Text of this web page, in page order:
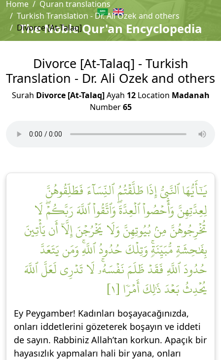
The Noble Qur'an Encyclopedia
Home
Quran translations
Turkish Translation - Dr. Ali Ozek and others
Divorce [At-Talaq]
Divorce [At-Talaq] - Turkish
Translation - Dr. Ali Ozek and others
Surah Divorce [At-Talaq]Ayah 12Location Madanah
Number65
يَٰٓأَيُّهَا ٱلنَّبِيُّ إِذَا طَلَّقۡتُمُ ٱلنِّسَآءَ فَطَلِّقُوهُنَّ
لِعِدَّتِهِنَّ وَأَحۡصُواْ ٱلۡعِدَّةَۖ وَٱتَّقُواْ ٱللَّهَ رَبَّكُمۡۖ لَا
تُخۡرِجُوهُنَّ مِنۢ بُيُوتِهِنَّ وَلَا يَخۡرُجۡنَ إِلَّآ أَن يَأۡتِينَ
بِفَٰحِشَةٖ مُّبَيِّنَةٖۚ وَتِلۡكَ حُدُودُ ٱللَّهِۚ وَمَن يَتَعَدَّ
حُدُودَ ٱللَّهِ فَقَدۡ ظَلَمَ نَفۡسَهُۥۚ لَا تَدۡرِي لَعَلَّ ٱللَّهَ
يُحۡدِثُ بَعۡدَ ذَٰلِكَ أَمۡرٗا [١]
Ey Peygamber! Kadınları boşayacağınızda,
onları iddetlerini gözeterek boşayın ve iddeti
de sayın. Rabbiniz Allah’tan korkun. Apaçık bir
hayasızlık yapmaları hali bir yana, onları